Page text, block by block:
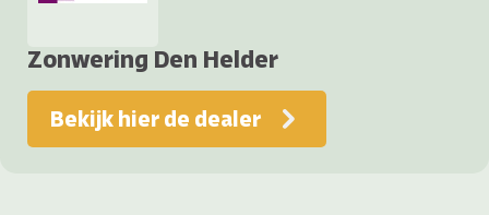
Zonwering Den Helder
Bekijk hier de dealer